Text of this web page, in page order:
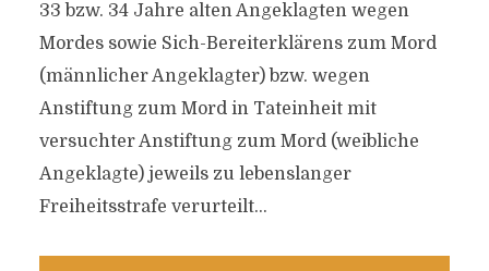
33 bzw. 34 Jahre alten Angeklagten wegen
Mordes sowie Sich-Bereiterklärens zum Mord
(männlicher Angeklagter) bzw. wegen
Anstiftung zum Mord in Tateinheit mit
versuchter Anstiftung zum Mord (weibliche
Angeklagte) jeweils zu lebenslanger
Freiheitsstrafe verurteilt...